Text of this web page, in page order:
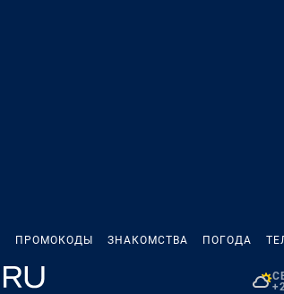
ПРОМОКОДЫ ЗНАКОМСТВА ПОГОДА